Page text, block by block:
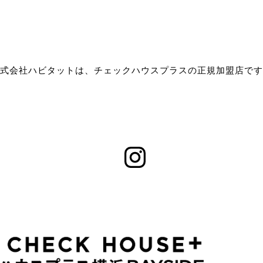
会社ハビタットは、チェックハウスプラスの正規加盟店で